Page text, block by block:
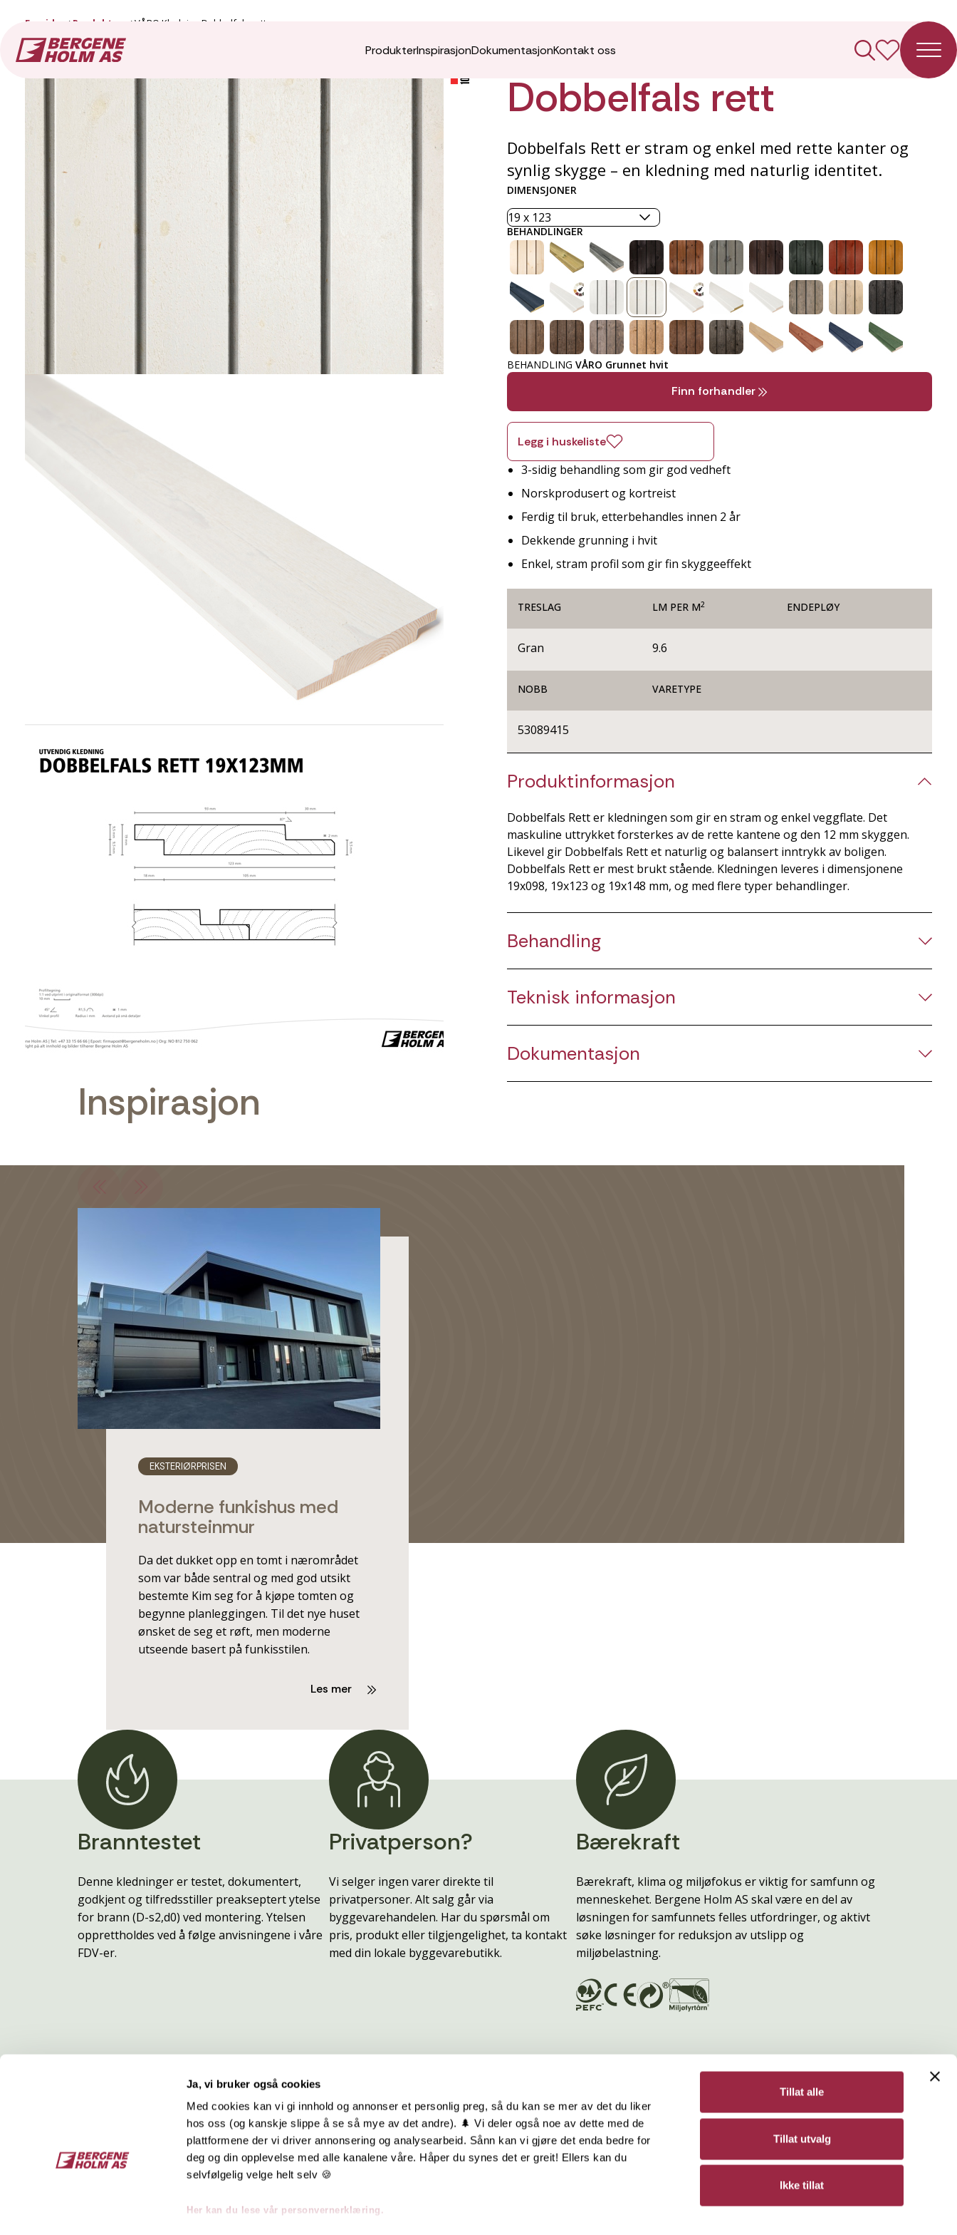
Ja, vi bruker også cookies
Med cookies kan vi gi innhold og annonser et personlig preg, så du kan se mer av det du liker
hos oss (og kanskje slippe å se så mye av det andre). 🌲 Vi deler også noe av dette med de
plattformene der vi driver annonsering og analysearbeid. Sånn kan vi gjøre det enda bedre for
deg og din opplevelse med alle kanalene våre. Håper du synes det er greit! Ellers kan du
selvfølgelig velge helt selv 🍪
Her kan du lese vår personvernerklæring.
Tillat alle
Tillat utvalg
Ikke tillat
ProdukterInspirasjonDokumentasjonKontakt oss
Forside Produkter VÅRO Kledning Dobbelfals rett
VÅRO Kledning
Dobbelfals rett
Dobbelfals Rett er stram og enkel med rette kanter og
synlig skygge – en kledning med naturlig identitet.
DIMENSJONER
BEHANDLINGER
BEHANDLING VÅRO Grunnet hvit
Finn forhandler
Legg i huskeliste
3-sidig behandling som gir god vedheft
Norskprodusert og kortreist
Ferdig til bruk, etterbehandles innen 2 år
Dekkende grunning i hvit
Enkel, stram profil som gir fin skyggeeffekt
TRESLAG LM PER M2 ENDEPLØY
Gran 9.6
NOBB VARETYPE
53089415
Produktinformasjon
Dobbelfals Rett er kledningen som gir en stram og enkel veggflate. Det
maskuline uttrykket forsterkes av de rette kantene og den 12 mm skyggen.
Likevel gir Dobbelfals Rett et naturlig og balansert inntrykk av boligen.
Dobbelfals Rett er mest brukt stående. Kledningen leveres i dimensjonene
19x098, 19x123 og 19x148 mm, og med flere typer behandlinger.
Behandling
Teknisk informasjon
Dokumentasjon
Inspirasjon
EKSTERIØRPRISEN
Moderne funkishus med
natursteinmur
Da det dukket opp en tomt i nærområdet
som var både sentral og med god utsikt
bestemte Kim seg for å kjøpe tomten og
begynne planleggingen. Til det nye huset
ønsket de seg et røft, men moderne
utseende basert på funkisstilen.
Les mer
Branntestet
Denne kledninger er testet, dokumentert,
godkjent og tilfredsstiller preakseptert ytelse
for brann (D-s2,d0) ved montering. Ytelsen
opprettholdes ved å følge anvisningene i våre
FDV-er.
Privatperson?
Vi selger ingen varer direkte til
privatpersoner. Alt salg går via
byggevarehandelen. Har du spørsmål om
pris, produkt eller tilgjengelighet, ta kontakt
med din lokale byggevarebutikk.
Bærekraft
Bærekraft, klima og miljøfokus er viktig for samfunn og
menneskehet. Bergene Holm AS skal være en del av
løsningen for samfunnets felles utfordringer, og aktivt
søke løsninger for reduksjon av utslipp og
miljøbelastning.
Bergene Holm AS
ordre@bergeneholm.no
Om oss
Jobbe hos oss
Hurtiglenker Bergene Holm